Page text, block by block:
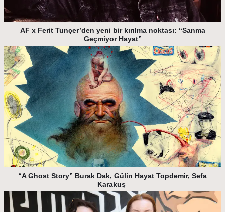
AF x Ferit Tunçer’den yeni bir kırılma noktası: “Sanma
Geçmiyor Hayat”
“A Ghost Story” Burak Dak, Gülin Hayat Topdemir, Sefa
Karakuş